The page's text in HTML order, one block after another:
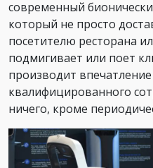
современный
который не просто
посетителю ресторана
подмигивает или поет
производит
квалифицированного
ничего, кроме